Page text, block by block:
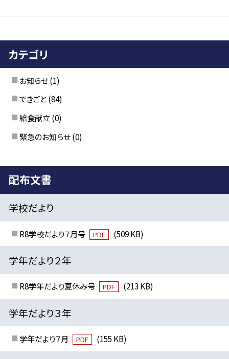
カテゴリ
お知らせ (1)
できごと (84)
給食献立 (0)
緊急のお知らせ (0)
配布文書
学校だより
R8学校だより７月号 PDF (509 KB)
学年だより２年
R8学年だより夏休み号 PDF (213 KB)
学年だより３年
学年だより７月 PDF (155 KB)